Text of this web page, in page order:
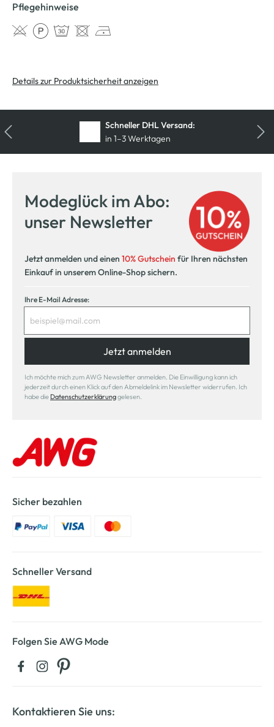
Pflegehinweise
Details zur Produktsicherheit anzeigen
Schneller DHL Versand:
in 1–3 Werktagen
Kostenlose Filiallieferung
in Ihre Wunschfiliale
Modeglück im Abo:
unser Newsletter
Jetzt anmelden und einen 10% Gutschein für Ihren nächsten
Einkauf in unserem Online-Shop sichern.
Ihre E-Mail Adresse:
Jetzt anmelden
Ich möchte mich zum AWG Newsletter anmelden. Die Einwilligung kann ich
jederzeit durch einen Klick auf den Abmeldelink im Newsletter widerrufen. Ich
habe die Datenschutzerklärunggelesen.
Sicher bezahlen
Schneller Versand
Folgen Sie AWG Mode
Kontaktieren Sie uns: